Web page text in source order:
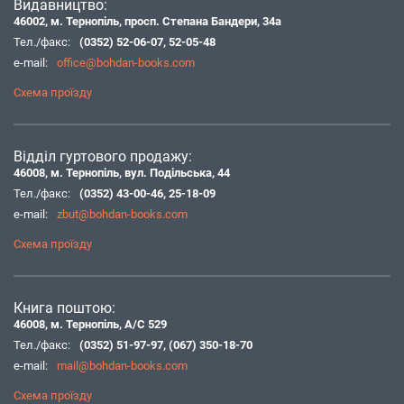
Видавництво:
46002, м. Тернопіль, просп. Степана Бандери, 34а
Тел./факс:
(0352) 52-06-07, 52-05-48
e-mail:
office@bohdan-books.com
Схема проїзду
Відділ гуртового продажу:
46008, м. Тернопіль, вул. Подільська, 44
Тел./факс:
(0352) 43-00-46, 25-18-09
e-mail:
zbut@bohdan-books.com
Схема проїзду
Книга поштою:
46008, м. Тернопіль, А/С 529
Тел./факс:
(0352) 51-97-97, (067) 350-18-70
e-mail:
mail@bohdan-books.com
Схема проїзду